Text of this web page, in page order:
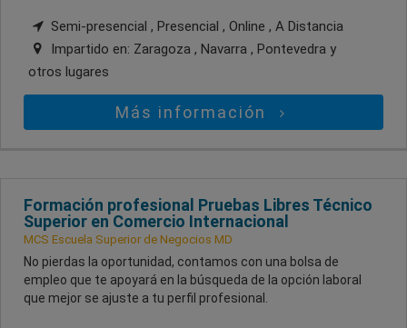
Semi-presencial , Presencial , Online , A Distancia
Impartido en: Zaragoza , Navarra , Pontevedra y
otros lugares
Más información
Formación profesional Pruebas Libres Técnico
Superior en Comercio Internacional
MCS Escuela Superior de Negocios MD
No pierdas la oportunidad, contamos con una bolsa de
empleo que te apoyará en la búsqueda de la opción laboral
que mejor se ajuste a tu perfil profesional.